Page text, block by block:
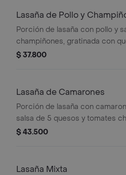
Lasaña de Pollo y
Porción de lasaña con pollo y
champiñones, gratinada con
parmesano y mozzarella.
$ 37.800
Lasaña de Camarones
Porción de lasaña con
salsa de 5 quesos y tomates
gratinada con queso parmesano
$ 43.500
Lasaña Mixta